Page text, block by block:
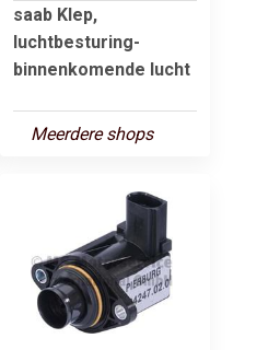
saab Klep,
luchtbesturing-
binnenkomende lucht
Meerdere shops